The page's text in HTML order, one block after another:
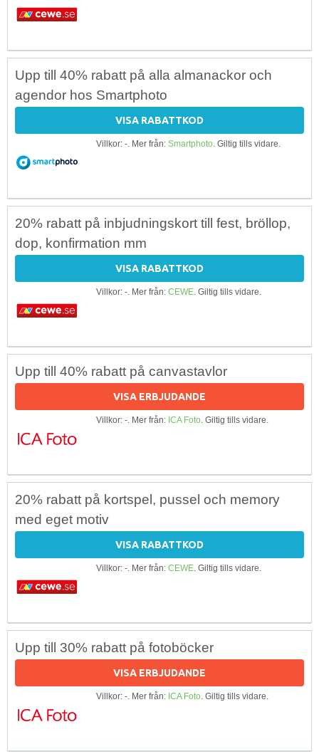
Upp till 40% rabatt på alla almanackor och
agendor hos Smartphoto
VISA RABATTKOD
Villkor: -. Mer från: Smartphoto. Giltig tills vidare.
20% rabatt på inbjudningskort till fest, bröllop,
dop, konfirmation mm
VISA RABATTKOD
Villkor: -. Mer från: CEWE. Giltig tills vidare.
Upp till 40% rabatt på canvastavlor
VISA ERBJUDANDE
Villkor: -. Mer från: ICA Foto. Giltig tills vidare.
20% rabatt på kortspel, pussel och memory
med eget motiv
VISA RABATTKOD
Villkor: -. Mer från: CEWE. Giltig tills vidare.
Upp till 30% rabatt på fotoböcker
VISA ERBJUDANDE
Villkor: -. Mer från: ICA Foto. Giltig tills vidare.